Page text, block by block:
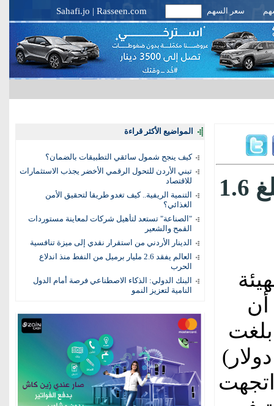
سعر السهم Sahafi.jo | Rasseen.com
المواضيع الأكثر قراءة
كيف ينجح شمول سائقي التطبيقات بالضمان؟
تبني الأردن للتحول الرقمي الأخضر يجذب الاستثمارات
للاقتصاد
التنمية الريفية.. كيف تغدو طريقا لتحقيق الأمن
الغذائي؟
"الصناعة" تستعد لتأهيل شركات لمعاينة مستوردات
القمح والشعير
الدينار الأردني من استقرار نقدي إلى ميزة تنافسية
العالم يفقد 2.6 مليار برميل من النفط منذ اندلاع
الحرب
البنك الدولي: الذكاء الاصطناعي فرصة أمام الدول
النامية لتعزيز النمو
صادرات الصين من الروبوتات تبلغ 1.6
1.66 مليار دولار)